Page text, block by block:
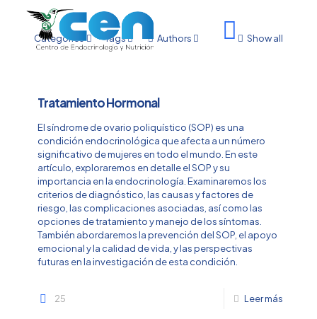
Categories Tags Authors Show all
Tratamiento Hormonal
El síndrome de ovario poliquístico (SOP) es una
condición endocrinológica que afecta a un número
significativo de mujeres en todo el mundo. En este
artículo, exploraremos en detalle el SOP y su
importancia en la endocrinología. Examinaremos los
criterios de diagnóstico, las causas y factores de
riesgo, las complicaciones asociadas, así como las
opciones de tratamiento y manejo de los síntomas.
También abordaremos la prevención del SOP, el apoyo
emocional y la calidad de vida, y las perspectivas
futuras en la investigación de esta condición.
25 Leer más